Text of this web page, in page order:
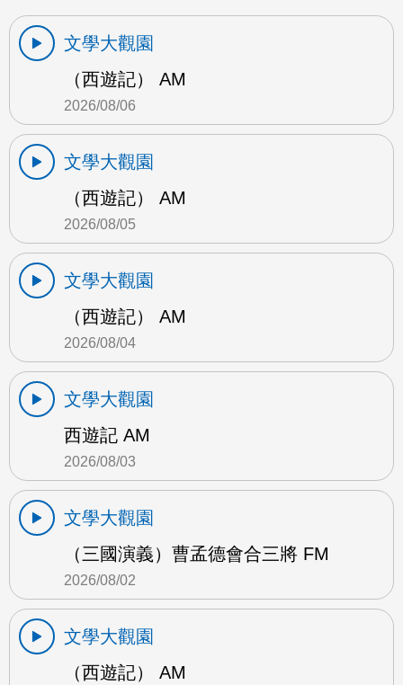
文學大觀園
（西遊記） AM
2026/08/06
文學大觀園
（西遊記） AM
2026/08/05
文學大觀園
（西遊記） AM
2026/08/04
文學大觀園
西遊記 AM
2026/08/03
文學大觀園
（三國演義）曹孟德會合三將 FM
2026/08/02
文學大觀園
（西遊記） AM